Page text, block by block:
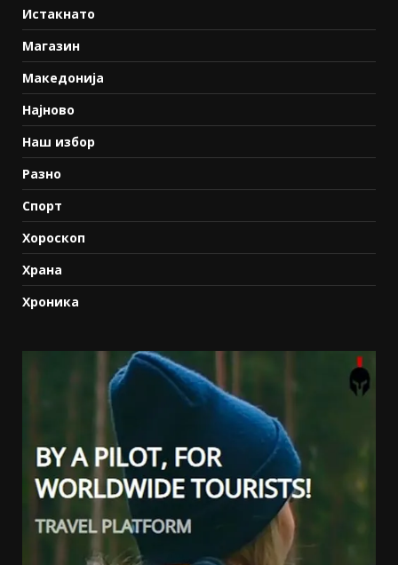
Истакнато
Магазин
Македонија
Најново
Наш избор
Разно
Спорт
Хороскоп
Храна
Хроника